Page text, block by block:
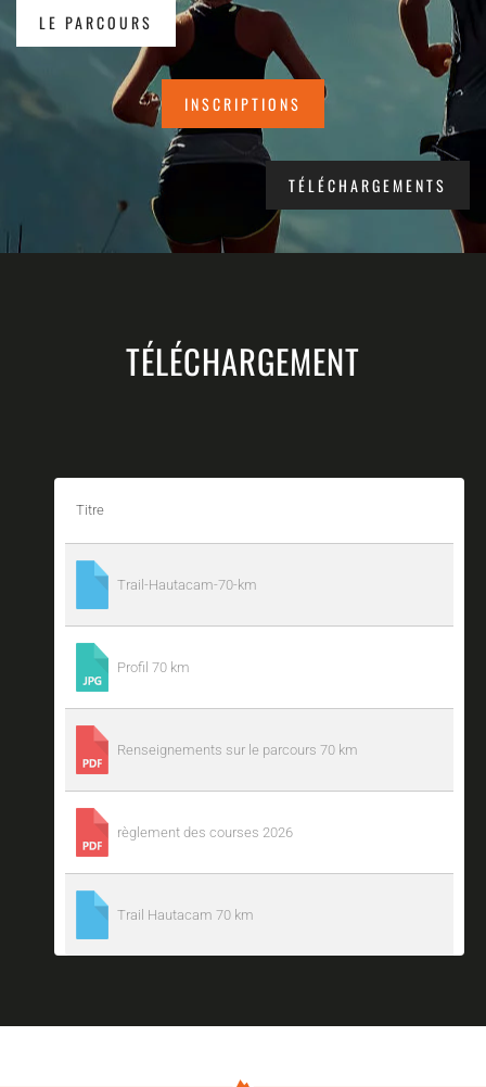
LE PARCOURS
INSCRIPTIONS
TÉLÉCHARGEMENTS
TÉLÉCHARGEMENT
Titre
Trail-Hautacam-70-km
Profil 70 km
Renseignements sur le parcours 70 km
règlement des courses 2026
Trail Hautacam 70 km